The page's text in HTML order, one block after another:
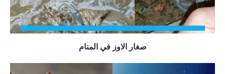
صغار الاوز في المنام